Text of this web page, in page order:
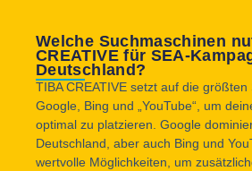
Welche Suchmaschinen
CREATIVE für SEA-
Deutschland?
TIBA CREATIVE setzt auf die
Google, Bing und „YouTube“, um
optimal zu platzieren. Google
Deutschland, aber auch Bing und
wertvolle Möglichkeiten, um